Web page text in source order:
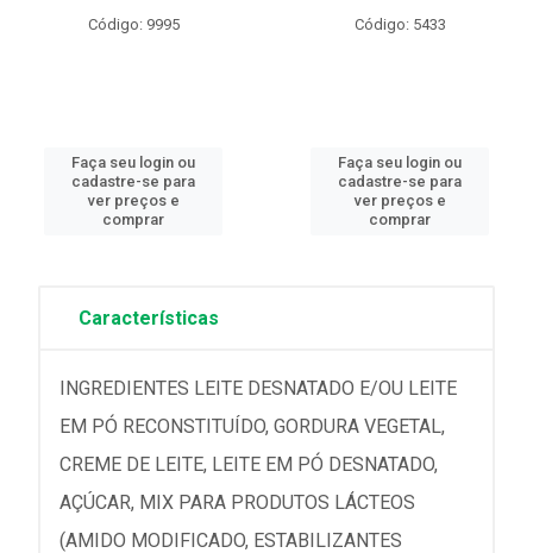
Código: 9995
Faça seu login ou
cadastre-se para
ver preços e
comprar
Código: 5433
Faça seu login ou
cadastre-se para
ver preços e
comprar
Características
INGREDIENTES LEITE DESNATADO E/OU LEITE
EM PÓ RECONSTITUÍDO, GORDURA VEGETAL,
CREME DE LEITE, LEITE EM PÓ DESNATADO,
AÇÚCAR, MIX PARA PRODUTOS LÁCTEOS
(AMIDO MODIFICADO, ESTABILIZANTES